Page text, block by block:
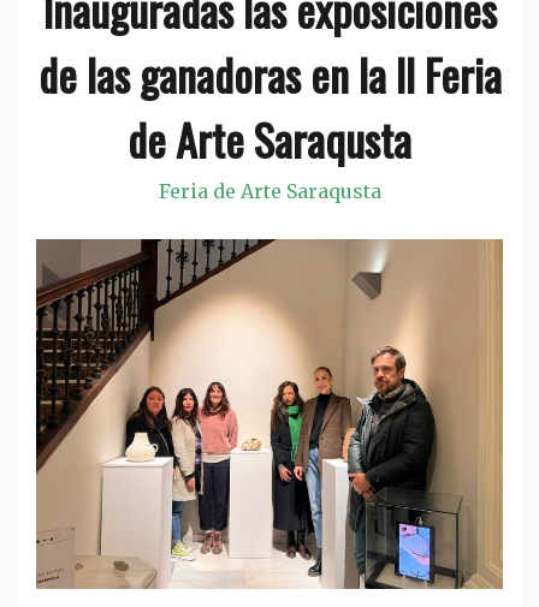
de las ganadoras en la II Feria
de Arte Saraqusta
Feria de Arte Saraqusta